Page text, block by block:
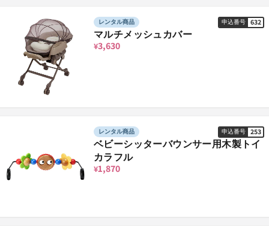
レンタル商品 申込番号 632
マルチメッシュカバー
¥3,630
レンタル商品 申込番号 253
ベビーシッターバウンサー用木製トイ
カラフル
¥1,870